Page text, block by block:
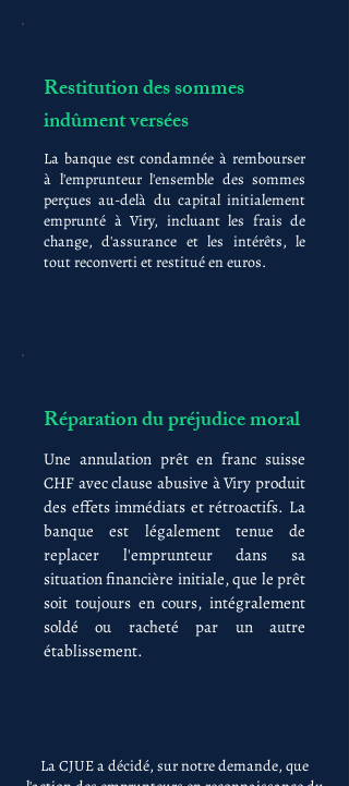
Restitution des sommes
indûment versées
La banque est condamnée à rembourser
à l'emprunteur l'ensemble des sommes
perçues au-delà du capital initialement
emprunté à Viry, incluant les frais de
change, d'assurance et les intérêts, le
tout reconverti et restitué en euros.
Réparation du préjudice moral
Une annulation prêt en franc suisse
CHF avec clause abusive à Viry produit
des effets immédiats et rétroactifs. La
banque est légalement tenue de
replacer l'emprunteur dans sa
situation financière initiale, que le prêt
soit toujours en cours, intégralement
soldé ou racheté par un autre
établissement.
La CJUE a décidé, sur notre demande, que